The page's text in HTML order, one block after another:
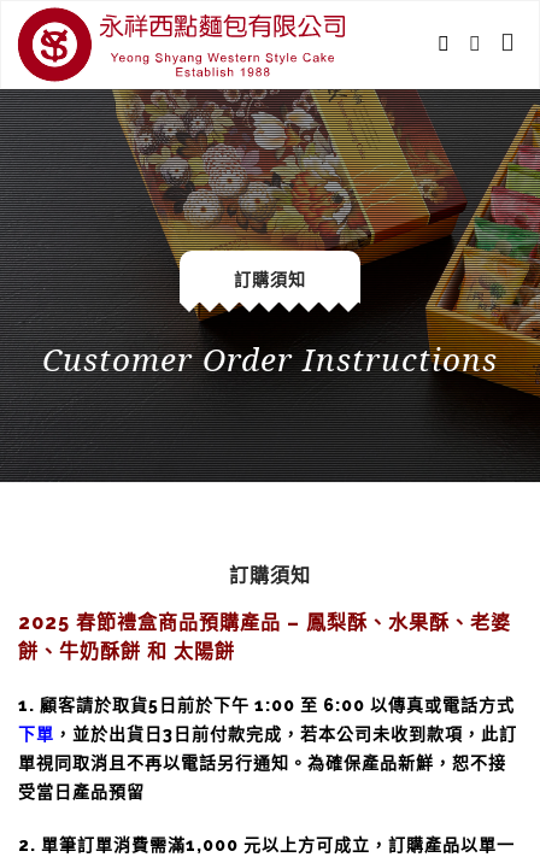
訂購須知
Customer Order Instructions
訂購須知
2025 春節禮盒商品預購產品 – 鳳梨酥、水果酥、老婆
餅、牛奶酥餅 和 太陽餅
1. 顧客請於取貨5日前於下午 1:00 至 6:00 以傳真或電話方式
下單 ，並於出貨日3日前付款完成，若本公司未收到款項，此訂
單視同取消且不再以電話另行通知。為確保產品新鮮， 恕不接
受當日產品預留
2. 單筆訂單消費需滿1,000 元以上方可成立，訂購產品以單一